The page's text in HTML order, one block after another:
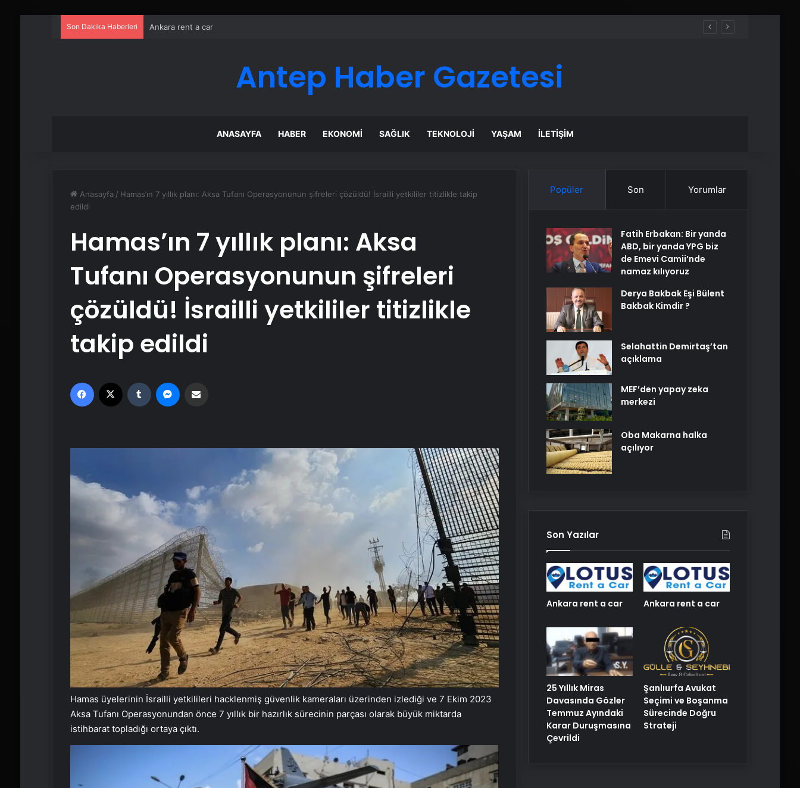
Son Dakika Haberleri Ankara rent a car
Antep Haber Gazetesi
ANASAYFA HABER EKONOMI SAĞLIK TEKNOLOJI YAŞAM İLETIŞIM
Anasayfa / Hamas’ın 7 yıllık planı: Aksa Tufanı Operasyonunun şifreleri çözüldü! İsrailli yetkililer titizlikle takip
edildi
Hamas’ın 7 yıllık planı: Aksa
Tufanı Operasyonunun şifreleri
çözüldü! İsrailli yetkililer titizlikle
takip edildi
Facebook Tumblr
Hamas üyelerinin İsrailli yetkilileri hacklenmiş güvenlik kameraları üzerinden izlediği ve 7 Ekim 2023
Aksa Tufanı Operasyonundan önce 7 yıllık bir hazırlık sürecinin parçası olarak büyük miktarda
istihbarat topladığı ortaya çıktı.
Popüler Son Yorumlar
Fatih Erbakan: Bir yanda
ABD, bir yanda YPG biz
de Emevi Camii’nde
namaz kılıyoruz
Derya Bakbak Eşi Bülent
Bakbak Kimdir ?
Selahattin Demirtaş’tan
açıklama
MEF’den yapay zeka
merkezi
Oba Makarna halka
açılıyor
Son Yazılar
Ankara rent a car Ankara rent a car
25 Yıllık Miras
Davasında Gözler
Temmuz Ayındaki
Karar Duruşmasına
Çevrildi
Şanlıurfa Avukat
Seçimi ve Boşanma
Sürecinde Doğru
Strateji